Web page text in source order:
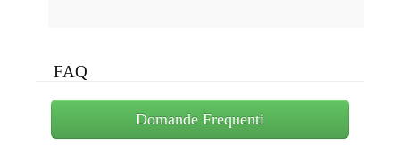
FAQ
Domande Frequenti